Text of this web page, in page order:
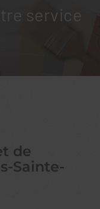
service
de
Sainte-